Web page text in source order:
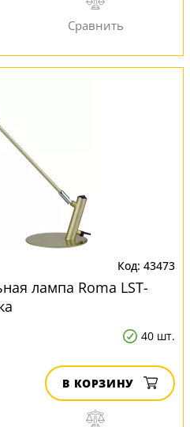
43473
лампа Roma LST-
40 шт.
В КОРЗИНУ